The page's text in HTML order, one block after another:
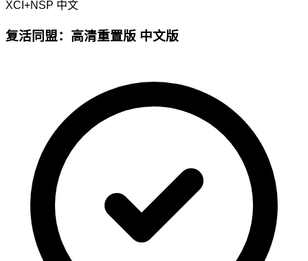
XCI+NSP 中文
复活同盟：高清重置版 中文版